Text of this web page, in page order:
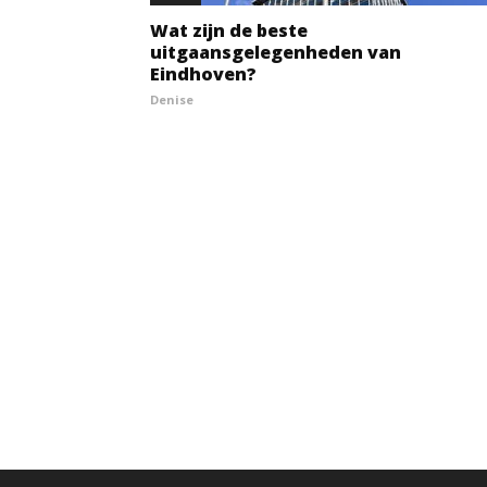
Wat zijn de beste
uitgaansgelegenheden van
Eindhoven?
Denise